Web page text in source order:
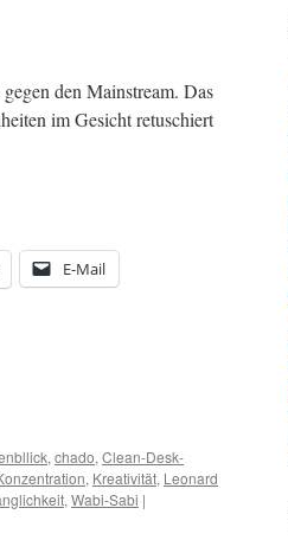
den Mainstream. Das
im Gesicht retuschiert
E-Mail
, chado, Clean-Desk-
, Kreativität, Leonard
, Wabi-Sabi |